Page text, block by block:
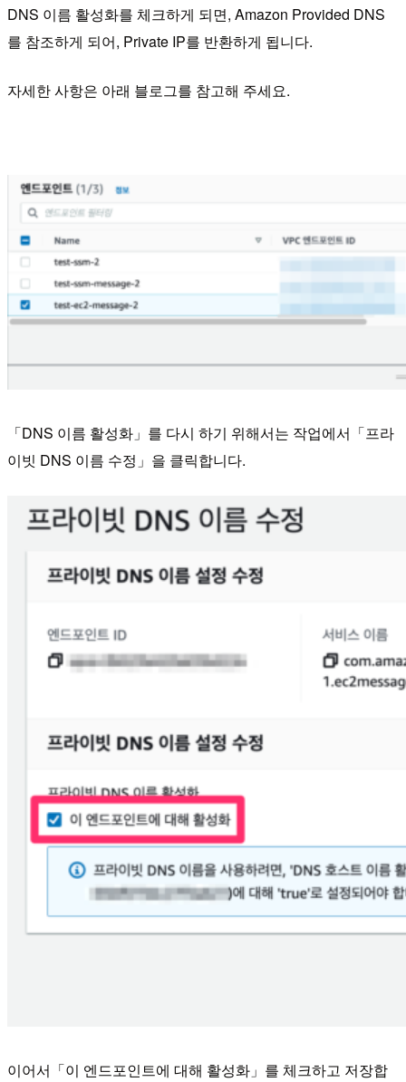
DNS 이름 활성화를 체크하게 되면, Amazon Provided DNS
를 참조하게 되어, Private IP를 반환하게 됩니다.
자세한 사항은 아래 블로그를 참고해 주세요.
「DNS 이름 활성화」를 다시 하기 위해서는 작업에서「프라
이빗 DNS 이름 수정」을 클릭합니다.
이어서「이 엔드포인트에 대해 활성화」를 체크하고 저장합